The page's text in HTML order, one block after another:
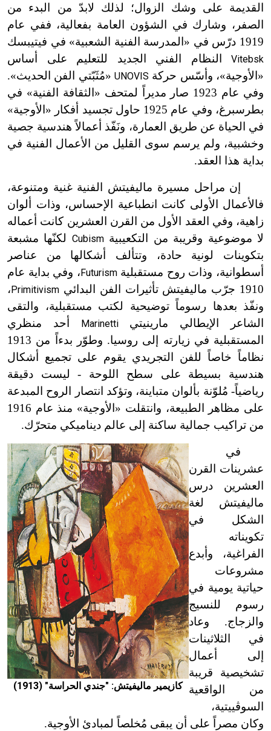
القديمة على وشك الزوال؛ لذلك لابدّ من البدء من
الصفر، وشارك في الشؤون العامة بفعالية، ففي عام
1919 درّس في «المدرسة الفنية الشعبية» في فيتيبسك
Vitebsk النظام الفني الجديد للتعليم على أساس
«الأوجية»، وأسّس حركة UNOVIS «مُثَبّتي الفن الحديث».
وفي عام 1923 صار مديراً لمتحف «الثقافة الفنية» في
بطرسبرغ، وفي عام 1925 حاول تجسيد أفكار «الأوجية»
في الحياة عن طريق العمارة، ونَفّذ أعمالاً هندسية جصية
وخشبية، ولم يرسم سوى القليل من الأعمال الفنية في
بداية هذا العقد.
إن مراحل مسيرة ماليفيتش الفنية غنية ومتنوعة،
فالأعمال الأولى كانت انطباعية الإحساس، وذات ألوان
زاهية، وفي العقد الأول من القرن العشرين كانت أعماله
لا موضوعية وقريبة من التكعيبيةCubism لكنّها مشبعة
بتكوينات لونية حادة، وتتألف أشكالها من عناصر
أسطوانية، وذات روح مستقبليةFuturism ، وفي بداية عام
1910 جرّب ماليفيتش تأثيرات الفن البدائي
Primitivism ،
ونفّذ بعدها رسوماً توضيحية لكتب مستقبلية، والتقى
الشاعر الإيطالي مارينيتيMarinetti
أحد منظري
المستقبلية في زيارته إلى روسيا. وطوّر بدءاً من 1913
نظاماً خاصاً للفن التجريدي يقوم على تجميع أشكال
هندسية بسيطة على سطح اللوحة - ليست دقيقة
رياضياً- مُلوّنة بألوان متباينة، وتؤكد انتصار الروح المبدعة
على مظاهر الطبيعة، وانتقلت «الأوجية» منذ عام 1916
من تراكيب جمالية ساكنة إلى عالم ديناميكي متحرّك.
كازيمير ماليفيتش: "جندي الحراسة" (1913)
في
عشرينات القرن
العشرين درس
ماليفيتش لغة
الشكل في
تكويناته
الفراغية، وأبدع
مشروعات
حياتية يومية في
رسوم للنسيج
والزجاج. وعاد
في الثلاثينات
إلى أعمال
تشخيصية قريبة
من الواقعية
السوڤييتية،
وكان مصراً على أن يبقى مُخلصاً لمبادئ الأوجية.